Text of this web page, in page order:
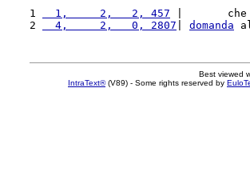
1
  1,     2,   2, 457
|       che
2
  4,     2,   0, 2807
domanda
Best viewed
IntraText®(V89) - Some rights reserved by